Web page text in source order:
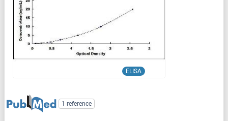
ELISA
1 reference